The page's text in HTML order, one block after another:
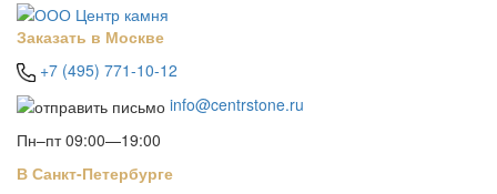
Заказать в Москве
+7 (495) 771-10-12
info@centrstone.ru
Пн–пт 09:00—19:00
В Санкт-Петербурге